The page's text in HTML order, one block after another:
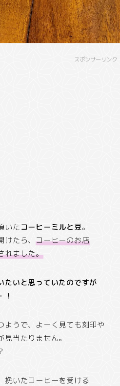
スポンサーリンク
いたコーヒーミルと豆。
けたら、コーヒーのお店
れました。
たいと思っていたのですが
！
ようで、よーく見ても刻印や
当たりません。
挽いたコーヒーを受ける